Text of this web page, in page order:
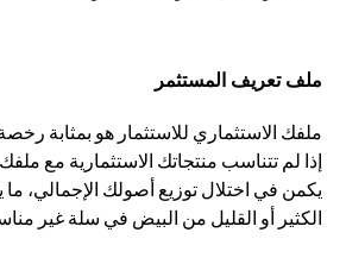
ملف تعريف المستثمر
ملفك الاستثماري للاستثمار هو بمثابة رخصة
إذا لم تتناسب منتجاتك الاستثمارية مع
يكمن في اختلال توزيع أصولك الإجمالي،
الكثير أو القليل من البيض في سلة غير